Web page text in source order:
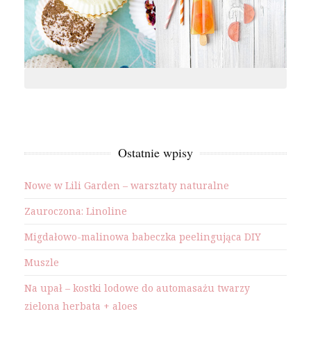
Ostatnie wpisy
Nowe w Lili Garden – warsztaty naturalne
Zauroczona: Linoline
Migdałowo-malinowa babeczka peelingująca DIY
Muszle
Na upał – kostki lodowe do automasażu twarzy
zielona herbata + aloes